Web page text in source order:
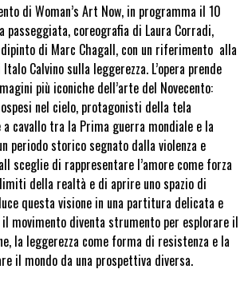
di Woman’s Art Now, in programma il 10
passeggiata, coreografia di Laura Corradi,
di Marc Chagall, con un riferimento alla
Calvino sulla leggerezza. L’opera prende
più iconiche dell’arte del Novecento:
nel cielo, protagonisti della tela
cavallo tra la Prima guerra mondiale e la
periodo storico segnato dalla violenza e
sceglie di rappresentare l’amore come forza
della realtà e di aprire uno spazio di
questa visione in una partitura delicata e
il movimento diventa strumento per esplorare il
la leggerezza come forma di resistenza e la
il mondo da una prospettiva diversa.